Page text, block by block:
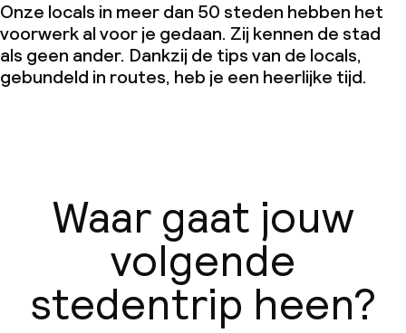
Onze locals in meer dan 50 steden hebben het
voorwerk al voor je gedaan. Zij kennen de stad
als geen ander. Dankzij de tips van de locals,
gebundeld in routes, heb je een heerlijke tijd.
Waar gaat jouw
volgende
stedentrip heen?